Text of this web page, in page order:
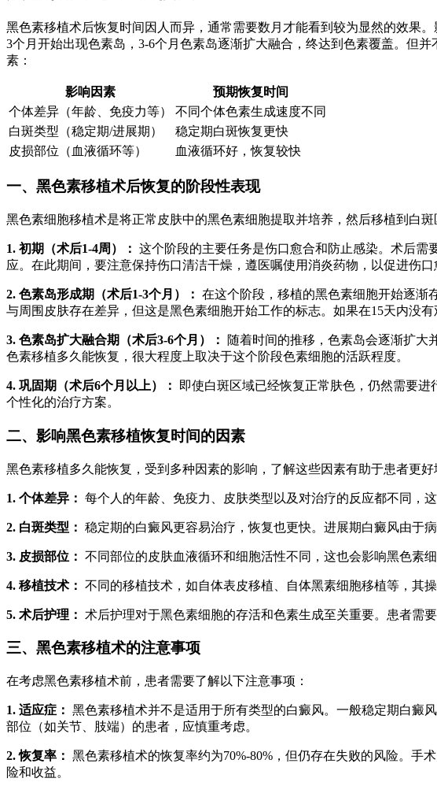
黑色素移植术后恢复时间因人而异，通常需要数月才能看到较为显然的效果
3个月开始出现色素岛，3-6个月色素岛逐渐扩大融合，终达到色素覆盖。但
素：
影响因素
预期恢复时间
个体差异（年龄、免疫力等）
不同个体色素生成速度不同
白斑类型（稳定期/进展期）
稳定期白斑恢复更快
皮损部位（血液循环等）
血液循环好，恢复较快
一、黑色素移植术后恢复的阶段性表现
黑色素细胞移植术是将正常皮肤中的黑色素细胞提取并培养，然后移植到白
1. 初期（术后1-4周）： 这个阶段的主要任务是伤口愈合和防止感染。术后需
应。在此期间，要注意保持伤口清洁干燥，遵医嘱使用消炎药物，以促进伤
2. 色素岛形成期（术后1-3个月）： 在这个阶段，移植的黑色素细胞开始逐渐
与周围皮肤存在差异，但这是黑色素细胞开始工作的标志。如果在15天内没
3. 色素岛扩大融合期（术后3-6个月）：
随着时间的推移，色素岛会逐渐扩大
色素移植多久能恢复，很大程度上取决于这个阶段色素细胞的活跃程度。
4. 巩固期（术后6个月以上）：
即使白斑区域已经恢复正常肤色，仍然需要
个性化的治疗方案。
二、影响黑色素移植恢复时间的因素
黑色素移植多久能恢复，受到多种因素的影响，了解这些因素有助于患者更好
1. 个体差异： 每个人的年龄、免疫力、皮肤类型以及对治疗的反应都不同，
2. 白斑类型： 稳定期的白癜风更容易治疗，恢复也更快。进展期白癜风由于
3. 皮损部位： 不同部位的皮肤血液循环和细胞活性不同，这也会影响黑色素
4. 移植技术： 不同的移植技术，如自体表皮移植、自体黑素细胞移植等，其
5. 术后护理： 术后护理对于黑色素细胞的存活和色素生成至关重要。患者需
三、黑色素移植术的注意事项
在考虑黑色素移植术前，患者需要了解以下注意事项：
1. 适应症： 黑色素移植术并不是适用于所有类型的白癜风。一般稳定期白癜
部位（如关节、肢端）的患者，应慎重考虑。
2. 恢复率： 黑色素移植术的恢复率约为70%-80%，但仍存在失败的风险。
险和收益。